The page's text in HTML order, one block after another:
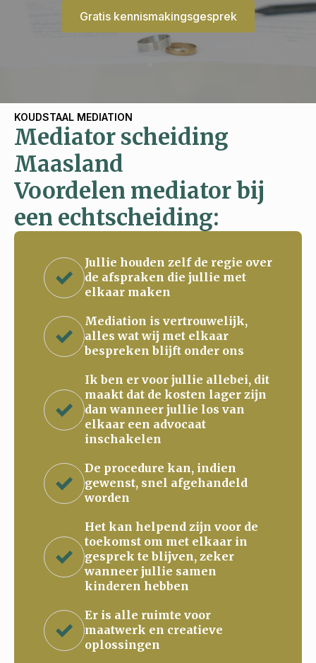
Gratis kennismakingsgesprek
KOUDSTAAL MEDIATION
Mediator scheiding
Maasland
Voordelen mediator bij
een echtscheiding:
Jullie houden zelf de regie over
de afspraken die jullie met
elkaar maken
Mediation is vertrouwelijk,
alles wat wij met elkaar
bespreken blijft onder ons
Ik ben er voor jullie allebei, dit
maakt dat de kosten lager zijn
dan wanneer jullie los van
elkaar een advocaat
inschakelen
De procedure kan, indien
gewenst, snel afgehandeld
worden
Het kan helpend zijn voor de
toekomst om met elkaar in
gesprek te blijven, zeker
wanneer jullie samen
kinderen hebben
Er is alle ruimte voor
maatwerk en creatieve
oplossingen